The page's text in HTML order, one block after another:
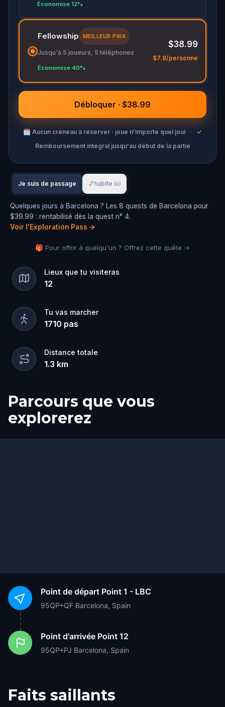
Économise 12%
Fellowship MEILLEUR PRIX
Jusqu'à 5 joueurs, 5 téléphones
Économise 40%
$38.99
$7.8/personne
Débloquer · $38.99
🗓 Aucun créneau à réserver · joue n’importe quel jour ·
✓
Remboursement intégral jusqu'au début de la partie
Je suis de passage J'habite ici
Quelques jours à Barcelona ? Les 8 quests de Barcelona pour
$39.99 : rentabilisé dès la quest n° 4.
Voir l'Exploration Pass →
🎁 Pour offrir à quelqu'un ? Offrez cette quête →
Lieux que tu visiteras
12
Tu vas marcher
1710 pas
Distance totale
1.3 km
Parcours que vous
explorerez
Départ
Arrivée
Point de départ Point 1 - LBC
95QP+QF Barcelona, Spain
Point d'arrivée Point 12
95QP+PJ Barcelona, Spain
Faits saillants